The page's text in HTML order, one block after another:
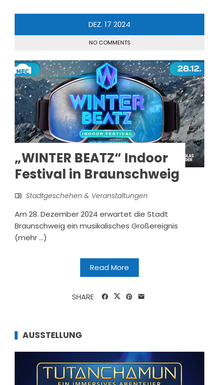
DEZ. 17 2024
NO COMMENTS
„WINTER BEATZ“ Indoor
Festival in Braunschweig
Stadtgeschehen & Veranstaltungen
Am 28. Dezember 2024 erwartet die Stadt
Braunschweig ein musikalisches Großereignis
(mehr …)
Read More
SHARE
AUSSTELLUNG